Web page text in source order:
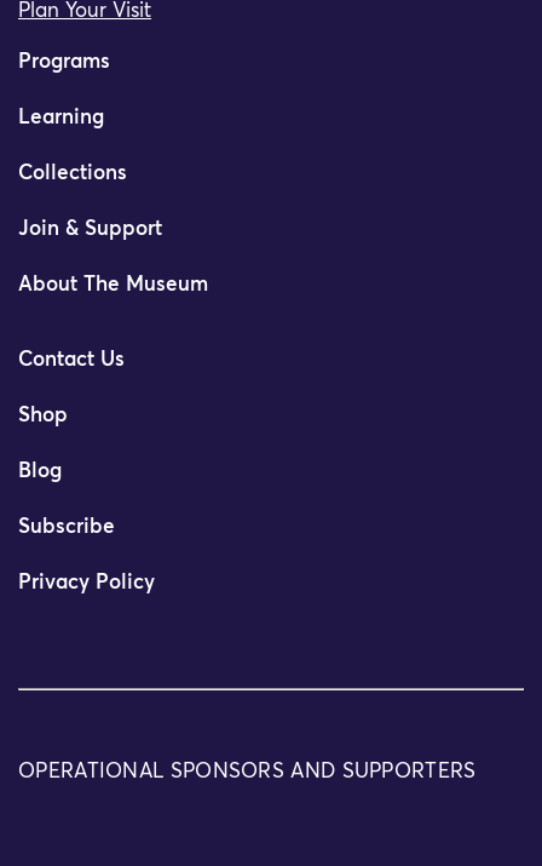
Plan Your Visit
Programs
Learning
Collections
Join & Support
About The Museum
Contact Us
Shop
Blog
Subscribe
Privacy Policy
OPERATIONAL SPONSORS AND SUPPORTERS